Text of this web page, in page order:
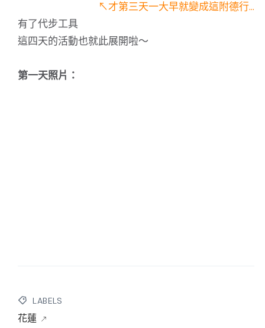
↖才第三天一大早就變成這附德行…
有了代步工具
這四天的活動也就此展開啦～
第一天照片：
LABELS
花蓮